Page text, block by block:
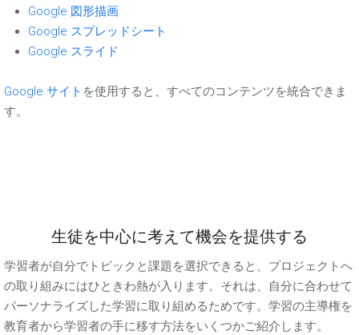
Google 図形描画
Google スプレッドシート
Google スライド
Google サイト を使用すると、すべてのコンテンツを統合できま
す。
生徒を中心に考えて機会を提供する
学習者が自分でトピックと課題を選択できると、プロジェクトへ
の取り組みにはひときわ熱が入ります。それは、自分に合わせて
パーソナライズした学習に取り組めるためです。学習の主導権を
教育者から学習者の手に移す方法をいくつかご紹介します。